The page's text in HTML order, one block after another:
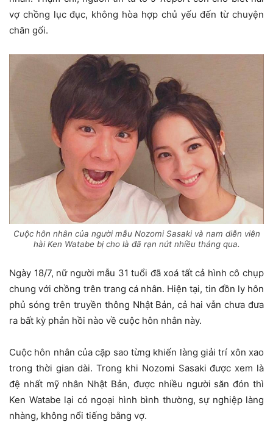
vợ chồng lục đục, không hòa hợp chủ yếu đến từ chuyện
chăn gối.
Cuộc hôn nhân của người mẫu Nozomi Sasaki và nam diễn viên
hài Ken Watabe bị cho là đã rạn nứt nhiều tháng qua.
Ngày 18/7, nữ người mẫu 31 tuổi đã xoá tất cả hình cô chụp
chung với chồng trên trang cá nhân. Hiện tại, tin đồn ly hôn
phủ sóng trên truyền thông Nhật Bản, cả hai vẫn chưa đưa
ra bất kỳ phản hồi nào về cuộc hôn nhân này.
Cuộc hôn nhân của cặp sao từng khiến làng giải trí xôn xao
trong thời gian dài. Trong khi Nozomi Sasaki được xem là
đệ nhất mỹ nhân Nhật Bản, được nhiều người săn đón thì
Ken Watabe lại có ngoại hình bình thường, sự nghiệp làng
nhàng, không nổi tiếng bằng vợ.